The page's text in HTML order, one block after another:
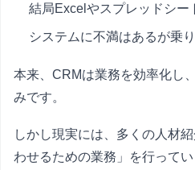
結局Excelやスプレッドシー
システムに不満はあるが乗
本来、CRMは業務を効率化し
みです。
しかし現実には、多くの人材
わせるための業務」を行ってい